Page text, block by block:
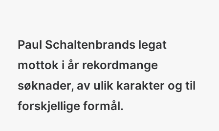
Paul Schaltenbrands legat
mottok i år rekordmange
søknader, av ulik karakter og til
forskjellige formål.